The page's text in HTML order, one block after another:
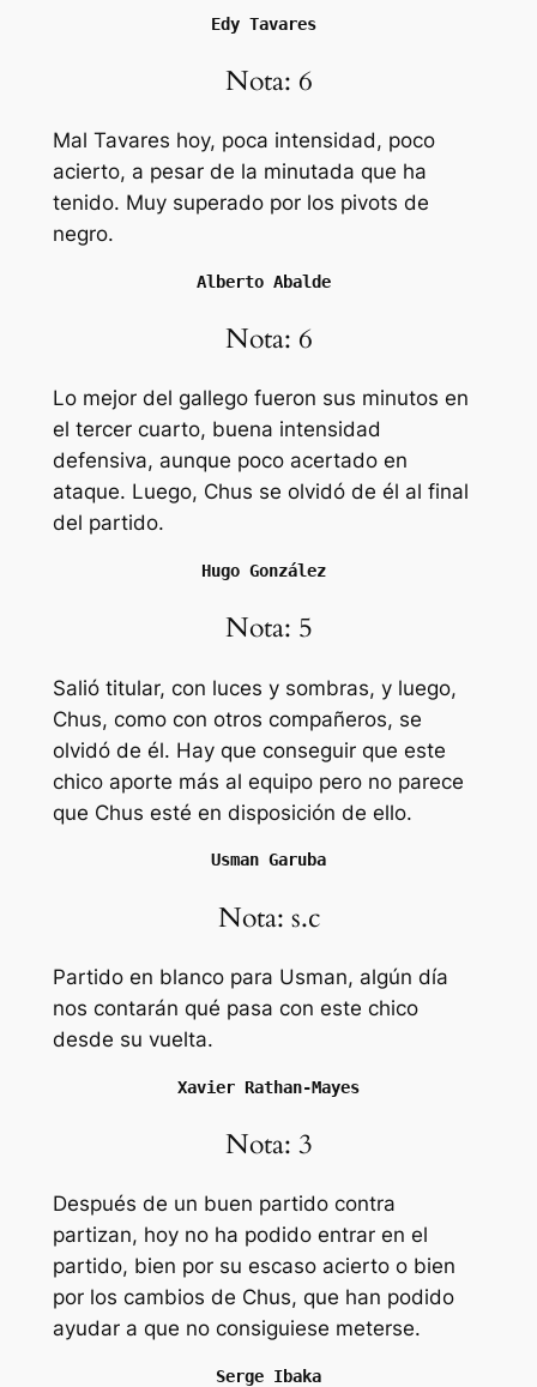
Edy Tavares
Nota: 6
Mal Tavares hoy, poca intensidad, poco
acierto, a pesar de la minutada que ha
tenido. Muy superado por los pivots de
negro.
Alberto Abalde
Nota: 6
Lo mejor del gallego fueron sus minutos en
el tercer cuarto, buena intensidad
defensiva, aunque poco acertado en
ataque. Luego, Chus se olvidó de él al final
del partido.
Hugo González
Nota: 5
Salió titular, con luces y sombras, y luego,
Chus, como con otros compañeros, se
olvidó de él. Hay que conseguir que este
chico aporte más al equipo pero no parece
que Chus esté en disposición de ello.
Usman Garuba
Nota: s.c
Partido en blanco para Usman, algún día
nos contarán qué pasa con este chico
desde su vuelta.
Xavier Rathan-Mayes
Nota: 3
Después de un buen partido contra
partizan, hoy no ha podido entrar en el
partido, bien por su escaso acierto o bien
por los cambios de Chus, que han podido
ayudar a que no consiguiese meterse.
Serge Ibaka